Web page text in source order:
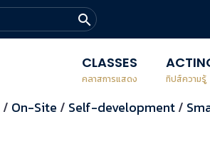
search
CLASSES
คลาสการแสดง ทิปส์ความรู้
/ On-Site / Self-development/